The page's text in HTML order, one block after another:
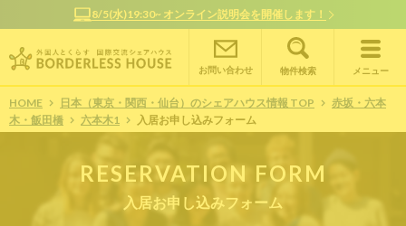
8/5(水)19:30~ オンライン説明会を開催します！
お問い合わせ 物件検索 メニュー
HOME 日本（東京・関西・仙台）のシェアハウス情報 TOP
赤坂・六本
木・飯田橋
六本木1 入居お申し込みフォーム
RESERVATION FORM
入居お申し込みフォーム